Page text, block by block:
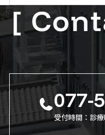
077-
受付時間：診